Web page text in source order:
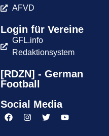
AFVD
Login für Vereine
GFL.info
Redaktionsystem
[RDZN] - German
Football
Social Media